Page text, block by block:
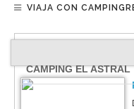
VIAJA CON
CAMPING EL ASTRAL